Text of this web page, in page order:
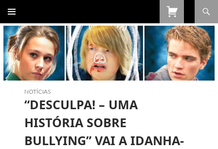
PARA
O
CONTEÚDO
NOTÍCIAS
“DESCULPA! – UMA
HISTÓRIA SOBRE
BULLYING” VAI A IDANHA-